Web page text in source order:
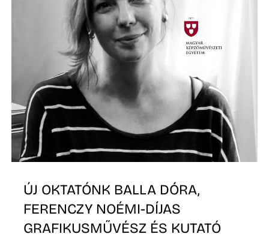
ÚJ OKTATÓNK BALLA DÓRA,
FERENCZY NOÉMI-DÍJAS
GRAFIKUSMŰVÉSZ ÉS KUTATÓ